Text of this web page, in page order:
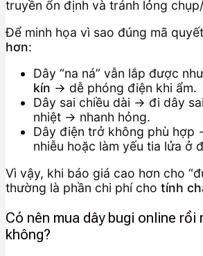
truyền ổn định và tránh lỏng
Để minh họa vì sao đúng mã
hơn:
Dây “na ná” vẫn lắp được
kín → dễ phóng điện khi ẩm.
Dây sai chiều dài → đi dây
nhiệt → nhanh hỏng.
Dây điện trở không phù hợp
nhiễu hoặc làm yếu tia lửa ở
Vì vậy, khi báo giá cao hơn cho
thường là phần chi phí cho tính
Có nên mua dây bugi online rồi
không?